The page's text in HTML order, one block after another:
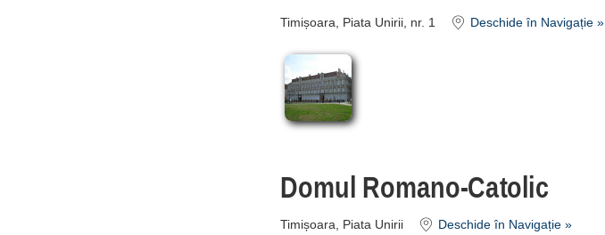
Timișoara, Piata Unirii, nr. 1 Deschide în Navigație »
Domul Romano-Catolic
Timișoara, Piata Unirii Deschide în Navigație »